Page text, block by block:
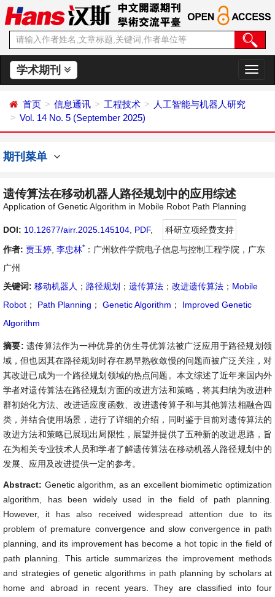
学术期刊
切
换
首页 信息通讯 工程技术
人工智能与机器人研究
Vol. 14 No. 5 (September 2025)
期刊菜单
遗传算法在移动机器人路径规划中的应用综述
Application of Genetic Algorithm in Mobile Robot Path Planning
DOI: 10.12677/airr.2025.145104 PDF,
科研立项经费支持
作者: 贾玉婷 李忠林* ：广州软件学院电子信息与控制工程学院，广东
广州
关键词: 移动机器人 ； 路径规划 ； 遗传算法 ； 改进遗传算法 ； Mobile
Robot ； Path Planning ； Genetic Algorithm ；
Improved Genetic
Algorithm
摘要: 遗传算法作为一种优异的仿生寻优算法被广泛应用于路径规划领
域，但也因其在路径规划时存在易早熟收敛慢的问题而被广泛关注，对
其改进已成为一个路径规划领域的热点问题。本文综述了近年来国内外
学者对遗传算法在路径规划方面的改进方法和策略，将其归纳为改进种
群初始化方法、改进适应度函数、改进遗传算子和与其他算法相融合四
类，并结合使用场景，进行了详细的介绍，同时鉴于目前对遗传算法的
改进方法和策略已展现出局限性，展望并提供了五种新的改进思路，旨
在为相关专业技术人员和学者了解遗传算法在移动机器人路径规划中的
发展、应用及改进提供一定的参考。
Abstract: Genetic algorithm, as an excellent biomimetic optimization
algorithm, has been widely used in the field of path planning.
However, it has also received widespread attention due to its
problem of premature convergence and slow convergence in path
planning, and its improvement has become a hot topic in the field of
path planning. This article summarizes the improvement methods
and strategies of genetic algorithms in path planning by scholars at
home and abroad in recent years. They are classified into four